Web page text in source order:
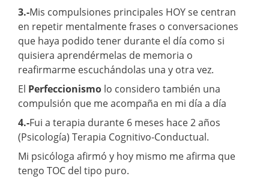
3.-Mis compulsiones principales HOY se centran
en repetir mentalmente frases o conversaciones
que haya podido tener durante el día como si
quisiera aprendérmelas de memoria o
reafirmarme escuchándolas una y otra vez.
El Perfeccionismo lo considero también una
compulsión que me acompaña en mi día a día
4.-Fui a terapia durante 6 meses hace 2 años
(Psicología) Terapia Cognitivo-Conductual.
Mi psicóloga afirmó y hoy mismo me afirma que
tengo TOC del tipo puro.